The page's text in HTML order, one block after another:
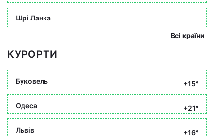
Шрі Ланка
Всі країни
КУРОРТИ
Буковель +15°
Одеса +21°
Львів +16°